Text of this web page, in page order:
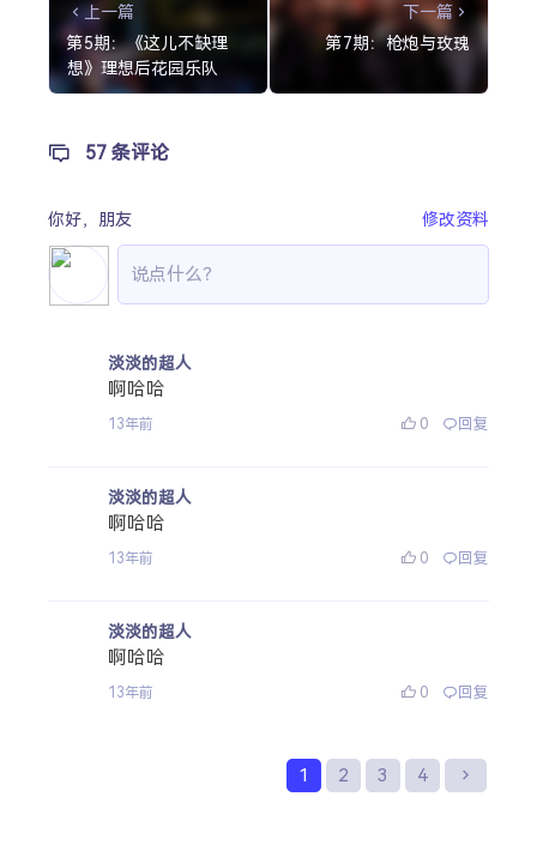
上一篇
第5期：《这儿不缺理
想》理想后花园乐队
下一篇
第7期：枪炮与玫瑰
57 条评论
你好， 朋友 修改资料
淡淡的超人
啊哈哈
13年前 0 回复
淡淡的超人
啊哈哈
13年前 0 回复
淡淡的超人
啊哈哈
13年前 0 回复
1 2 3 4